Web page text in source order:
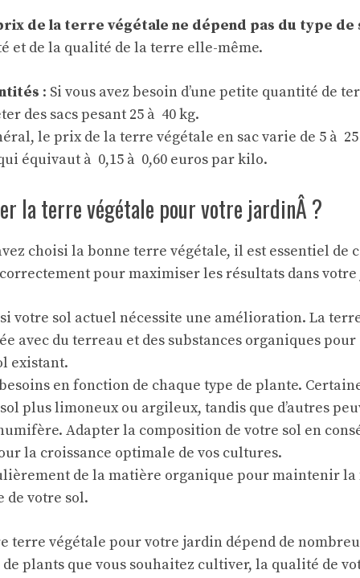
de la terre végétale ne dépend pas du type de
et de la qualité de la terre elle-même.
: Si vous avez besoin d’une petite quantité de
des sacs pesant 25 à 40 kg.
le prix de la terre végétale en sac varie de 5 à
équivaut à 0,15 à 0,60 euros par kilo.
la terre végétale pour votre jardinÂ ?
choisi la bonne terre végétale, il est essentiel de
pour maximiser les résultats dans
votre sol actuel nécessite une amélioration. La
avec du terreau et des substances organiques
existant.
en fonction de chaque type de plante.
plus limoneux ou argileux, tandis que d’autres
Adapter la composition de votre sol en
la croissance optimale de vos cultures.
de la matière organique pour maintenir
votre sol.
terre végétale pour votre jardin dépend de
plants que vous souhaitez cultiver, la qualité de